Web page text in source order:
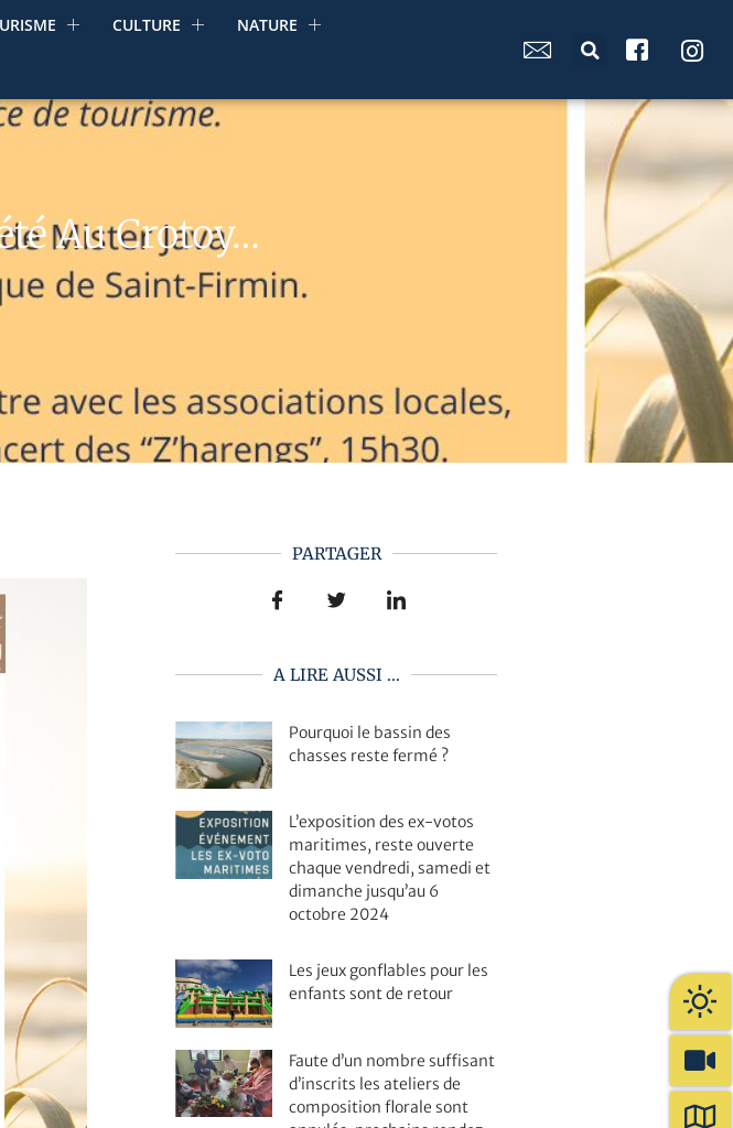
CULTURE NATURE
Au Crotoy…
PARTAGER
A LIRE AUSSI ...
Pourquoi le bassin des
chasses reste fermé ?
L’exposition des ex-votos
maritimes, reste ouverte
chaque vendredi, samedi et
dimanche jusqu’au 6
octobre 2024
Les jeux gonflables pour les
enfants sont de retour
Faute d’un nombre suffisant
d’inscrits les ateliers de
composition florale sont